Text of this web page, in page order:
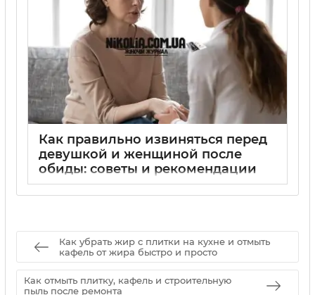
Как правильно извиняться перед
девушкой и женщиной после
обиды: советы и рекомендации
Как убрать жир с плитки на кухне и отмыть
кафель от жира быстро и просто
Как отмыть плитку, кафель и строительную
пыль после ремонта